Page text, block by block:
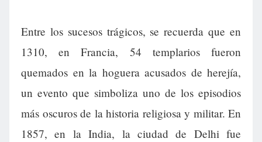
Entre los sucesos trágicos, se recuerda que en
1310, en Francia, 54 templarios fueron
quemados en la hoguera acusados de herejía,
un evento que simboliza uno de los episodios
más oscuros de la historia religiosa y militar. En
1857, en la India, la ciudad de Delhi fue